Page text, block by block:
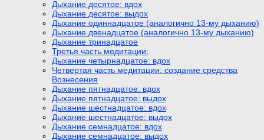
Дыхание десятое: вдох
Дыхание десятое: выдох
Дыхание одиннадцатое (аналогично 13-му дыханию)
Дыхание двенадцатое (аналогично 13-му дыханию)
Дыхание тринадцатое
Третья часть медитации:
Дыхание четырнадцатое: вдох
Четвертая часть медитации: создание средства
Вознесения
Дыхание пятнадцатое: вдох
Дыхание пятнадцатое: выдох
Дыхание шестнадцатое: вдох
Дыхание шестнадцатое: выдох
Дыхание семнадцатое: вдох
Дыхание семнадцатое: выдох